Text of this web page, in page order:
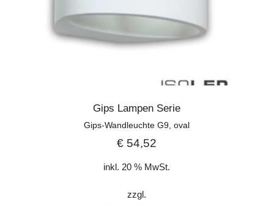
Gips Lampen Serie
Gips-Wandleuchte G9, oval
€ 54,52
inkl. 20 % MwSt.
zzgl.